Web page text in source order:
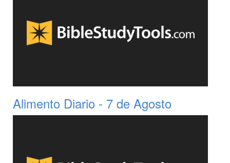
Alimento Diario - 7 de Agosto